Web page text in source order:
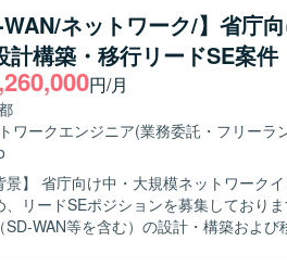
用支援を行っていただきます。アクセ
ー運用や改善を担当していただきます
化を目的としたポリシー設計や運用支
ュリティ向上を目的としたアプリ配布
。AVD実装においては、ID統合管理技
ただきます。 【求める人物像】 課題の背景や要件を正しく理解し、主体
策を検討し提案から実施まで推進でき
らの知識として吸収できる方、指示待
に貢献できる方を歓迎いたします。ま
相談するなど、コミュニケーションを
WAN/ネットワーク/】省庁
計構築・移行リードSE案件
円/月
ワークエンジニア(業務委託・フリーラ
景】 省庁向け中・大規模ネットワーク
ドSEポジションを募集しております。 【作業内容】 省庁向け中・大規
SD-WAN等を含む）の設計・構築およ